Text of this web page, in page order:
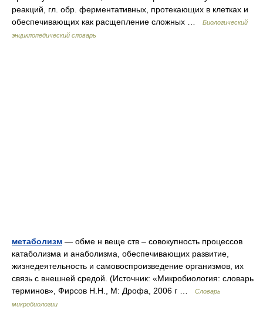
реакций, гл. обр. ферментативных, протекающих в клетках и
обеспечивающих как расщепление сложных …
Биологический
энциклопедический словарь
метаболизм — обме н веще ств – совокупность процессов
катаболизма и анаболизма, обеспечивающих развитие,
жизнедеятельность и самовоспроизведение организмов, их
связь с внешней средой. (Источник: «Микробиология: словарь
терминов», Фирсов Н.Н., М: Дрофа, 2006 г …
Словарь
микробиологии